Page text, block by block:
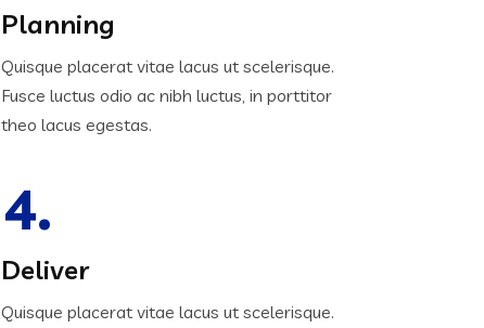
Planning
Quisque placerat vitae lacus ut scelerisque.
Fusce luctus odio ac nibh luctus, in porttitor
theo lacus egestas.
4.
Deliver
Quisque placerat vitae lacus ut scelerisque.